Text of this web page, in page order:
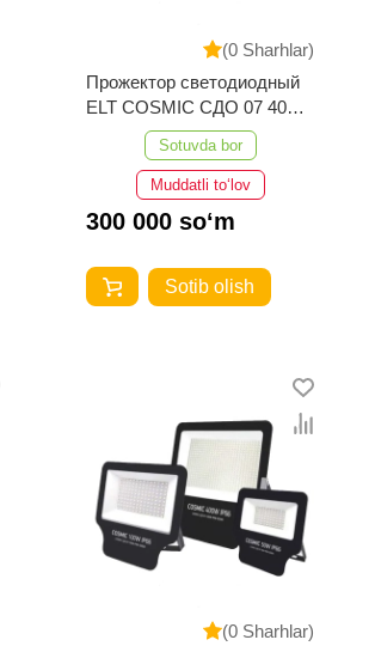
(0 Sharhlar)
Прожектор светодиодный
ELT COSMIC СДО 07 400W
IP66 6500K Черный
Sotuvda bor
Muddatli to‘lov
300 000 so‘m
Sotib olish
(0 Sharhlar)